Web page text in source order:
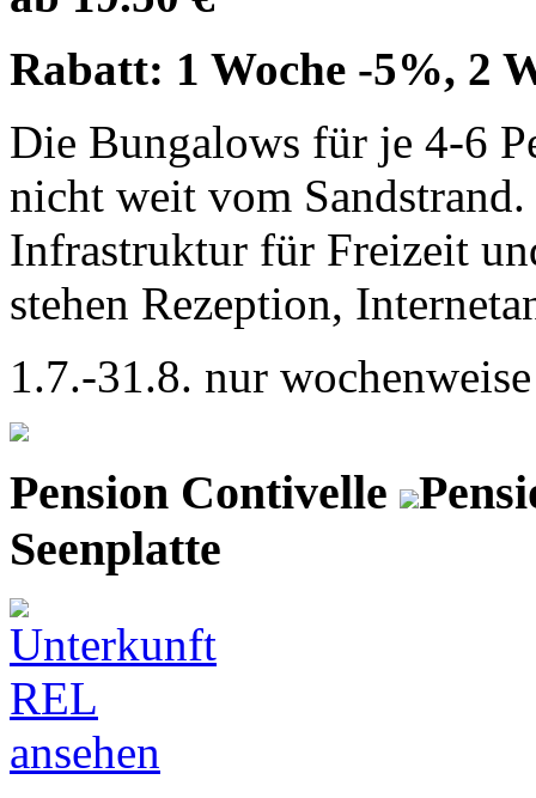
Rabatt: 1 Woche -5%, 2
Die Bungalows für je 4-6
nicht weit vom
Infrastruktur für Freizeit
stehen Rezeption,
1.7.-31.8. nur
Pension Contivelle
Seenplatte